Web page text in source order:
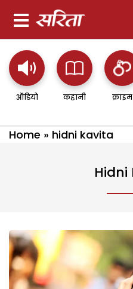
ऑडियो कहानी क्राइम
Home » hidni kavita
Hidni